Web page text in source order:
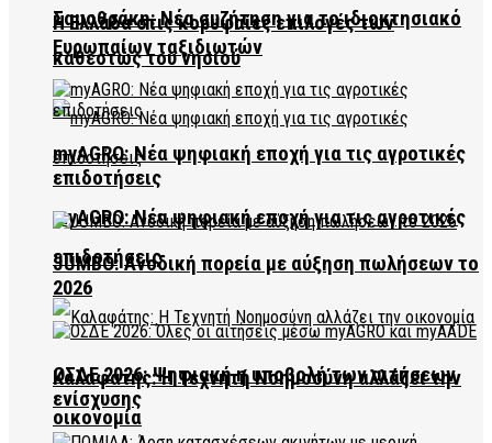
Σαμοθράκη: Νέα συζήτηση για το ιδιοκτησιακό
καθεστώς του νησιού
myAGRO: Νέα ψηφιακή εποχή για τις αγροτικές
επιδοτήσεις
Καλαφάτης: Η Τεχνητή Νοημοσύνη αλλάζει την
οικονομία
Η Ελλάδα στις κορυφαίες επιλογές των
Ευρωπαίων ταξιδιωτών
myAGRO: Νέα ψηφιακή εποχή για τις αγροτικές
επιδοτήσεις
JUMBO: Ανοδική πορεία με αύξηση πωλήσεων το
2026
ΟΣΔΕ 2026: Ψηφιακή η υποβολή των αιτήσεων
ενίσχυσης